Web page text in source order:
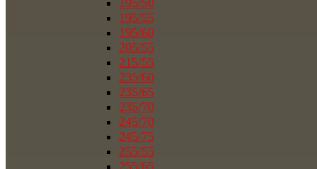
195/50
195/55
195/60
205/55
215/55
235/60
235/65
235/70
245/70
245/75
255/55
255/65